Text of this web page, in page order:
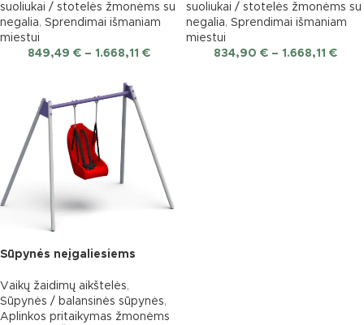
suoliukai / stotelės žmonėms su
negalia, Sprendimai išmaniam
miestui
849,49 € – 1.668,11 €
suoliukai / stotelės žmonėms su
negalia, Sprendimai išmaniam
miestui
834,90 € – 1.668,11 €
Sūpynės neįgaliesiems
Vaikų žaidimų aikštelės,
Sūpynės / balansinės sūpynės,
Aplinkos pritaikymas žmonėms